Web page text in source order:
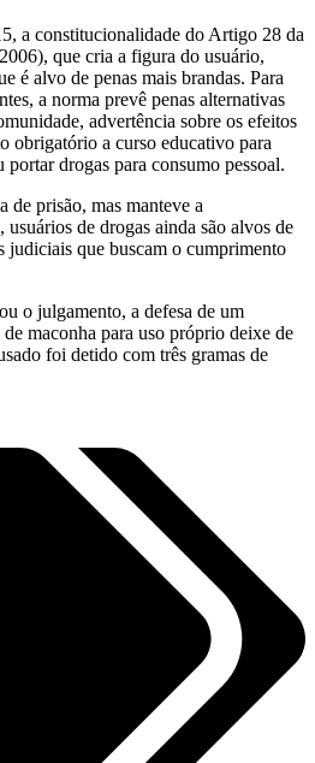
a constitucionalidade do Artigo 28 da
que cria a figura do usuário,
é alvo de penas mais brandas. Para
a norma prevê penas alternativas
advertência sobre os efeitos
obrigatório a curso educativo para
drogas para consumo pessoal.
de prisão, mas manteve a
de drogas ainda são alvos de
judiciais que buscam o cumprimento
o julgamento, a defesa de um
maconha para uso próprio deixe de
foi detido com três gramas de